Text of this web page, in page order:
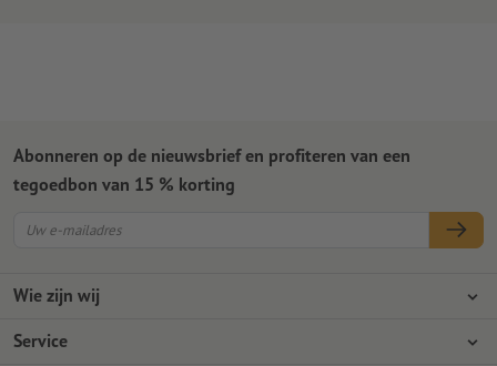
Wie zijn wij
Ondernemingen
Service
Abonneren op de nieuwsbrief en profiteren van een
tegoedbon van 15 % korting